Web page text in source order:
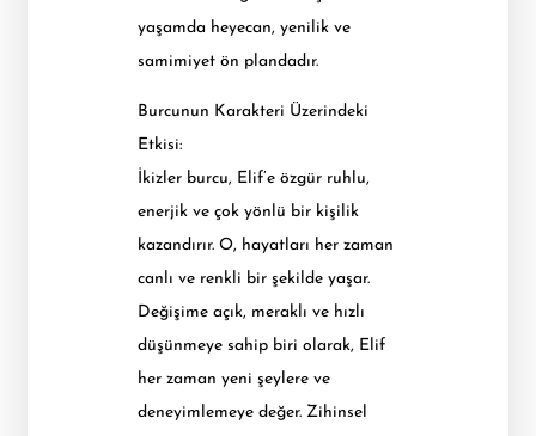
yaşamda heyecan, yenilik ve
samimiyet ön plandadır.
Burcunun Karakteri Üzerindeki
Etkisi:
İkizler burcu, Elif’e özgür ruhlu,
enerjik ve çok yönlü bir kişilik
kazandırır. O, hayatları her zaman
canlı ve renkli bir şekilde yaşar.
Değişime açık, meraklı ve hızlı
düşünmeye sahip biri olarak, Elif
her zaman yeni şeylere ve
deneyimlemeye değer. Zihinsel